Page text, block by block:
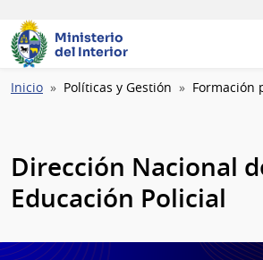
Ministerio
del Interior
Ruta
Inicio Políticas y Gestión Formación
Dirección Nacional
Educación Policial